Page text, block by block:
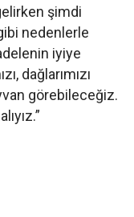
şimdi
nedenlerle
iyiye
dağlarımızı
görebileceğiz.